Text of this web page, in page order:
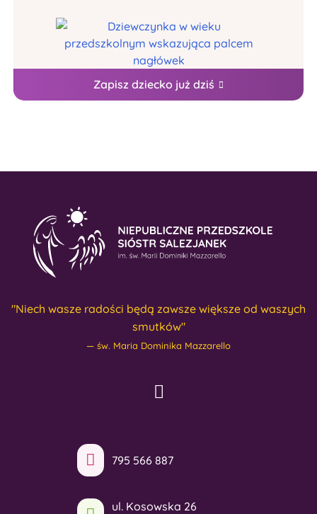
Zapisz dziecko już dziś
"Niech wasze radości będą zawsze większe od waszych
smutków"
św. Maria Dominika Mazzarello
795 566 887
ul. Kosowska 26